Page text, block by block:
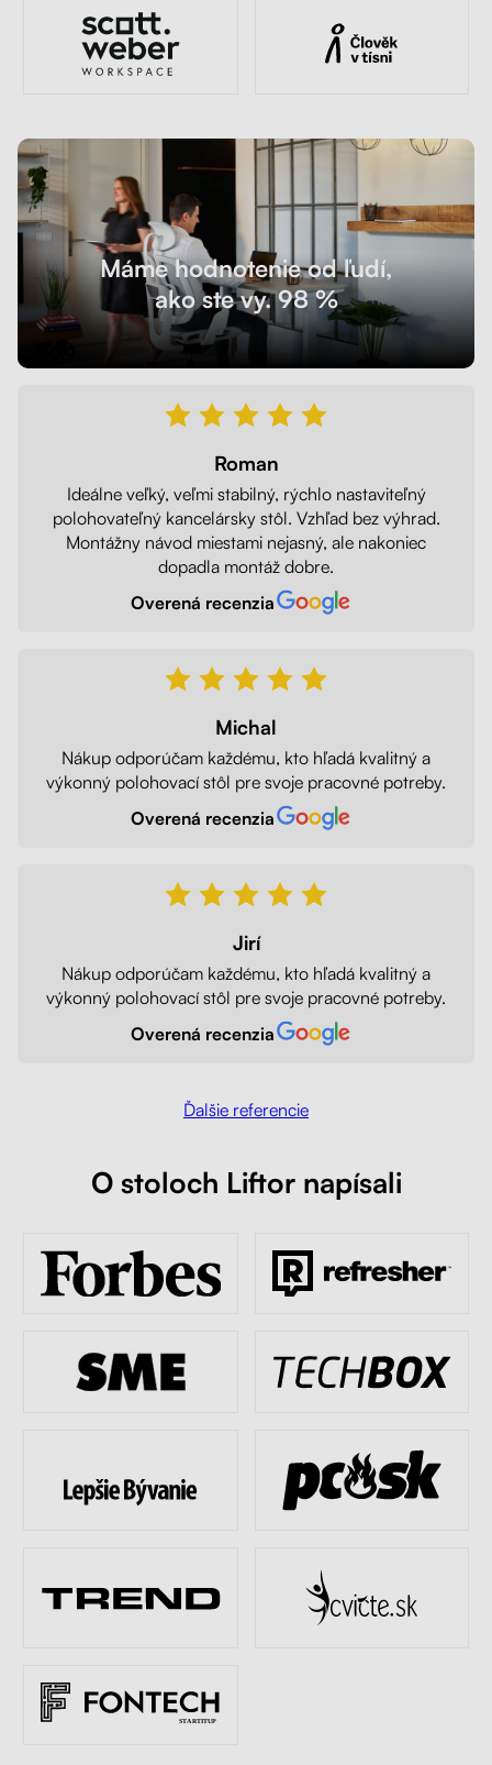
Máme hodnotenie od ľudí,
ako ste vy. 98 %
Roman
Ideálne veľký, veľmi stabilný, rýchlo nastaviteľný
polohovateľný kancelársky stôl. Vzhľad bez výhrad.
Montážny návod miestami nejasný, ale nakoniec
dopadla montáž dobre.
Overená recenzia
Michal
Nákup odporúčam každému, kto hľadá kvalitný a
výkonný polohovací stôl pre svoje pracovné potreby.
Overená recenzia
Jirí
Nákup odporúčam každému, kto hľadá kvalitný a
výkonný polohovací stôl pre svoje pracovné potreby.
Overená recenzia
Ďalšie referencie
O stoloch Liftor napísali